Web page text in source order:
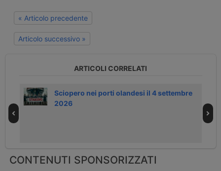
« Articolo precedente
Articolo successivo »
ARTICOLI CORRELATI
Sciopero nei porti olandesi il 4 settembre
2026
CONTENUTI SPONSORIZZATI